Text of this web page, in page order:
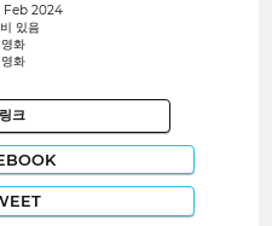
Feb 2024
있음
화
화
크